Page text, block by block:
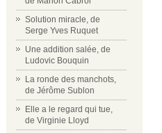
Solution miracle, de
Serge Yves Ruquet
Une addition salée, de
Ludovic Bouquin
La ronde des manchots,
de Jérôme Sublon
Elle a le regard qui tue,
de Virginie Lloyd